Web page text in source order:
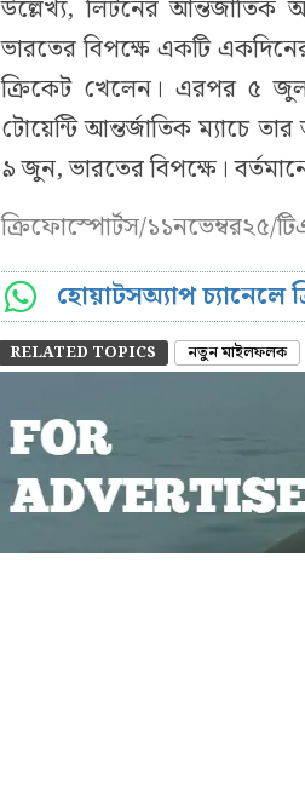
উল্লেখ্য, লিটনের
ভারতের বিপক্ষে একটি
ক্রিকেট খেলেন। এরপর ৫
টোয়েন্টি আন্তর্জাতিক ম্যাচে
৯ জুন, ভারতের বিপক্ষে।
ক্রিফোস্পোর্টস/১১নভেম্বর২৫/
হোয়াটসঅ্যাপ
RELATED TOPICS নতুন মাইলফলক